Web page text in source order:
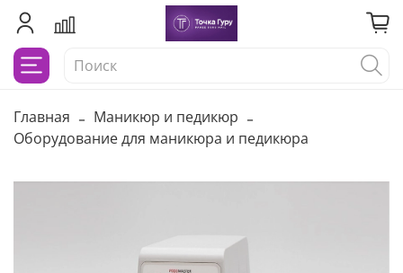
Главная
Маникюр и педикюр
Оборудование для маникюра и педикюра